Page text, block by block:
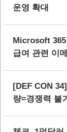
운영 확대
Microsoft
급여 관련 이
[DEF CON
량=경쟁력 불